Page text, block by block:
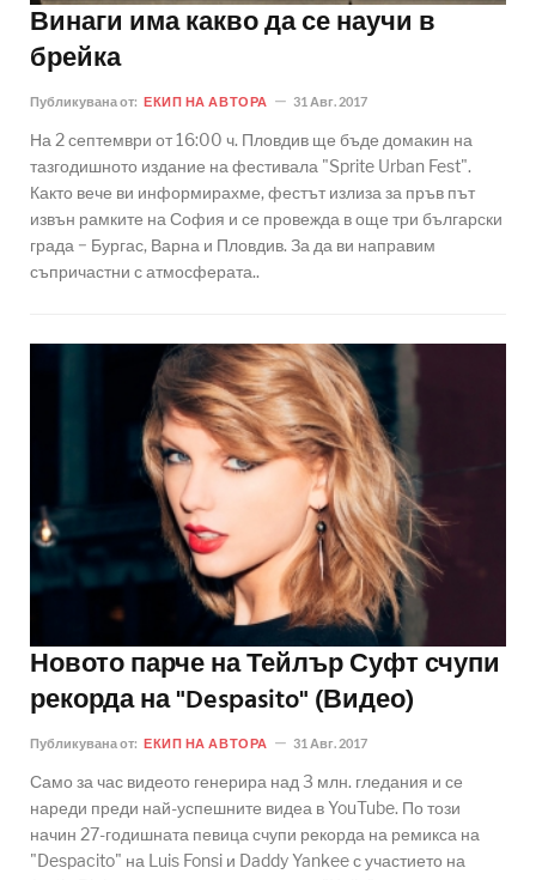
Винаги има какво да се научи в
брейка
Публикувана от: ЕКИП НА АВТОРА 31 Авг. 2017
На 2 септември от 16:00 ч. Пловдив ще бъде домакин на
тазгодишното издание на фестивала "Sprite Urban Fest".
Както вече ви информирахме, фестът излиза за пръв път
извън рамките на София и се провежда в още три български
града − Бургас, Варна и Пловдив. За да ви направим
съпричастни с атмосферата..
Новото парче на Тейлър Суфт счупи
рекорда на "Despasito" (Видео)
Публикувана от: ЕКИП НА АВТОРА 31 Авг. 2017
Само за час видеото генерира над 3 млн. гледания и се
нареди преди най-успешните видеа в YouTube. По този
начин 27-годишната певица счупи рекорда на ремикса на
"Despacito" на Luis Fonsi и Daddy Yankee с участието на